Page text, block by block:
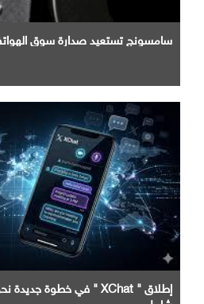
سامسونج تستعيد صدارة سوق